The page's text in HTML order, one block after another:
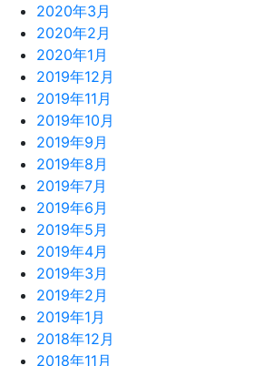
2020年3月
2020年2月
2020年1月
2019年12月
2019年11月
2019年10月
2019年9月
2019年8月
2019年7月
2019年6月
2019年5月
2019年4月
2019年3月
2019年2月
2019年1月
2018年12月
2018年11月